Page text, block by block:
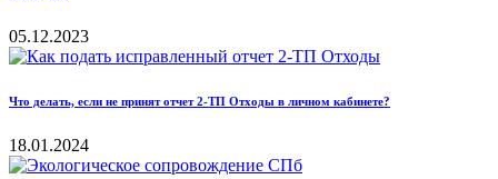
05.12.2023
Что делать, если не принят отчет 2-ТП Отходы в личном кабинете?
18.01.2024